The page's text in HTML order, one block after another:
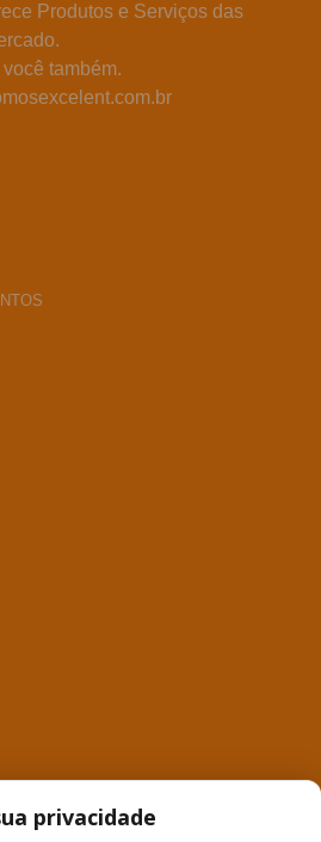
Produtos e Serviços das
também.
privacidade